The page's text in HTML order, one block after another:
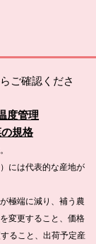
ご確認くださ
度管理
規格
には代表的な産地が
極端に減り、補う農
変更すること、価格
ること、出荷予定産